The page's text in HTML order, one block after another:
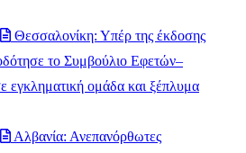
Θεσσαλονίκη: Υπέρ της έκδοσης
το Συμβούλιο Εφετών–
εγκληματική ομάδα και ξέπλυμα
Αλβανία: Ανεπανόρθωτες